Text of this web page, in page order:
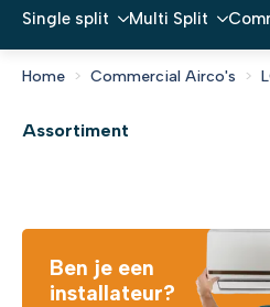
Single split Multi Split
Home Commercial Airco's
Assortiment
Ben je een
installateur?